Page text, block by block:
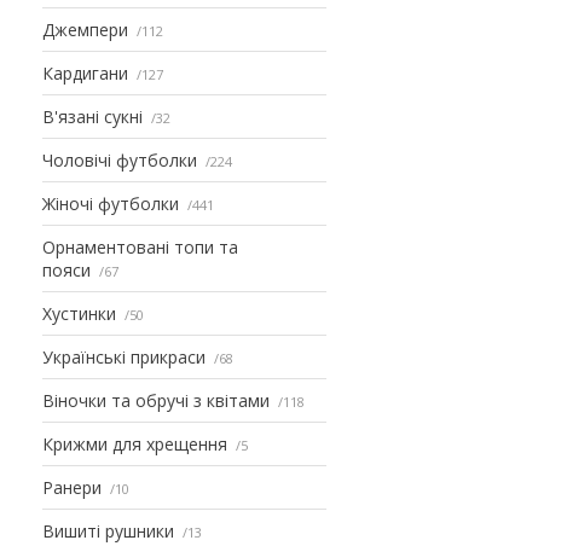
Джемпери 112
Кардигани 127
В'язані сукні 32
Чоловічі футболки 224
Жіночі футболки 441
Орнаментовані топи та
пояси
67
Хустинки 50
Українські прикраси 68
Віночки та обручі з квітами 118
Крижми для хрещення 5
Ранери 10
Вишиті рушники 13